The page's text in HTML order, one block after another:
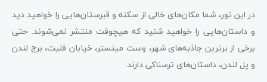
در این تور، شما مکان‌های خالی از سکنه و قبرستان‌هایی را خواهید دید
و داستان‌هایی را خواهید شنید که هیچوقت منتشر نمی‌شوند. حتی
برخی از برترین جاذبه‌های شهر، وست مینستر، خیابان فلیت، برج لندن
و پل لندن، داستان‌های ترسناکی دارند.